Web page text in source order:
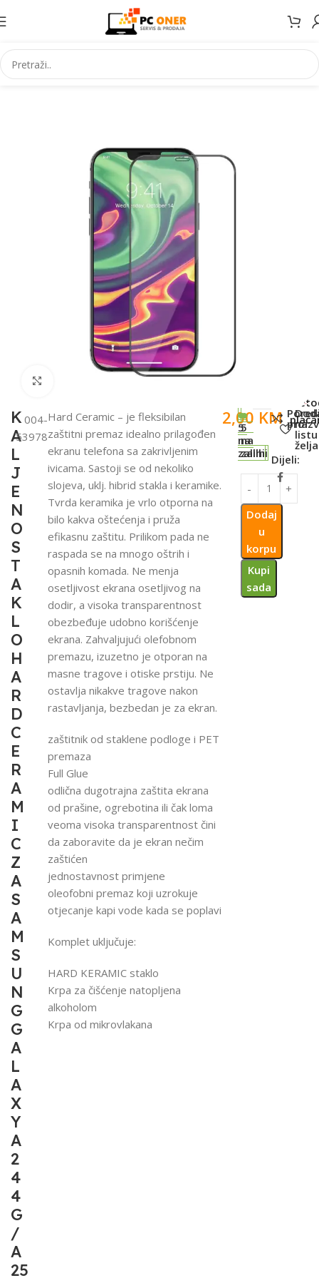
Početna Elektronika Mobiteli Maske za mobitele i dodaci
K
A
L
J
E
N
O
S
T
A
K
L
O
H
A
R
D
C
E
R
A
M
I
C
Z
A
S
A
M
S
U
N
G
G
A
L
A
X
Y
A
2
4
4
G
/
A
25
004-
53978
Hard Ceramic – je fleksibilan
zaštitni premaz idealno prilagođen
ekranu telefona sa zakrivljenim
ivicama. Sastoji se od nekoliko
slojeva, uklj. hibrid stakla i keramike.
Tvrda keramika je vrlo otporna na
bilo kakva oštećenja i pruža
efikasnu zaštitu. Prilikom pada ne
raspada se na mnogo oštrih i
opasnih komada. Ne menja
osetljivost ekrana osetljivog na
dodir, a visoka transparentnost
obezbeđuje udobno korišćenje
ekrana. Zahvaljujući olefobnom
premazu, izuzetno je otporan na
masne tragove i otiske prstiju. Ne
ostavlja nikakve tragove nakon
rastavljanja, bezbedan je za ekran.
zaštitnik od staklene podloge i PET
premaza
Full Glue
odlična dugotrajna zaštita ekrana
od prašine, ogrebotina ili čak loma
veoma visoka transparentnost čini
da zaboravite da je ekran nečim
zaštićen
jednostavnost primjene
oleofobni premaz koji uzrokuje
otjecanje kapi vode kada se poplavi
Komplet uključuje:
HARD KERAMIC staklo
Krpa za čišćenje natopljena
alkoholom
Krpa od mikrovlakana
2,00 KM
5
na
zalihi
5
na
zalihi
Dodaj
u
korpu
Kupi
sada
na
listu
želja
Dijeli: